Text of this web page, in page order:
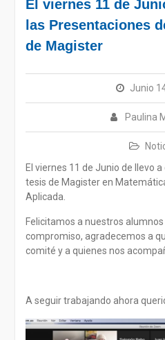
El viernes 11 de
las Presentaciones
de Magister
Junio
Paulina
El viernes 11 de Junio de llevo
tesis de Magister en
Aplicada.
Felicitamos a nuestros
compromiso, agradecemos a
comité y a quienes nos
A seguir trabajando ahora